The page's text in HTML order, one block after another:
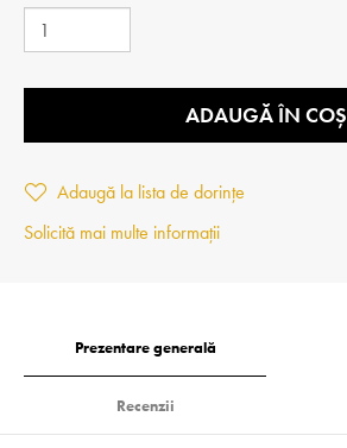
ADAUGĂ ÎN COȘ
Adaugă la lista de dorințe
Solicită mai multe informații
Prezentare generală
Recenzii